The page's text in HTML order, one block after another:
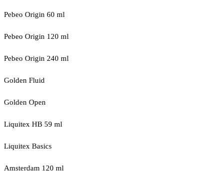
Pebeo Origin 60 ml
Pebeo Origin 120 ml
Pebeo Origin 240 ml
Golden Fluid
Golden Open
Liquitex HB 59 ml
Liquitex Basics
Amsterdam 120 ml